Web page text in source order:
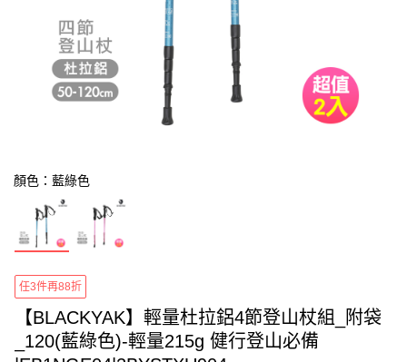
顏色：藍綠色
任3件再88折
【BLACKYAK】輕量杜拉鋁4節登山杖組_附袋
_120(藍綠色)-輕量215g 健行登山必備